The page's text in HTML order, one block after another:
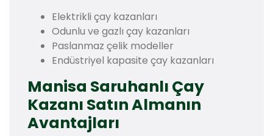
Elektrikli çay kazanları
Odunlu ve gazlı çay kazanları
Paslanmaz çelik modeller
Endüstriyel kapasite çay kazanları
Manisa Saruhanlı Çay
Kazanı Satın Almanın
Avantajları